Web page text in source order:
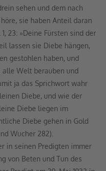
sehen und dem nach
sie haben Anteil daran
23: »Deine Fürsten sind der
lassen sie Diebe hängen,
gestohlen haben, und
alle Welt berauben und
ja das Sprichwort wahr
Diebe, und wie der
Diebe liegen im
Diebe gehen in Gold
Wucher 282).
in seinen Predigten immer
von Beten und Tun des